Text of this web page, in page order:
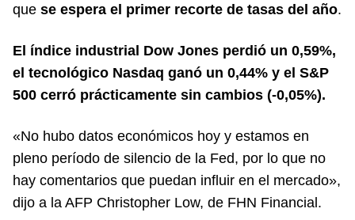
que se espera el primer recorte de tasas del año.
El índice industrial Dow Jones perdió un 0,59%,
el tecnológico Nasdaq ganó un 0,44% y el S&P
500 cerró prácticamente sin cambios (-0,05%).
«No hubo datos económicos hoy y estamos en
pleno período de silencio de la Fed, por lo que no
hay comentarios que puedan influir en el mercado»,
dijo a la AFP Christopher Low, de FHN Financial.